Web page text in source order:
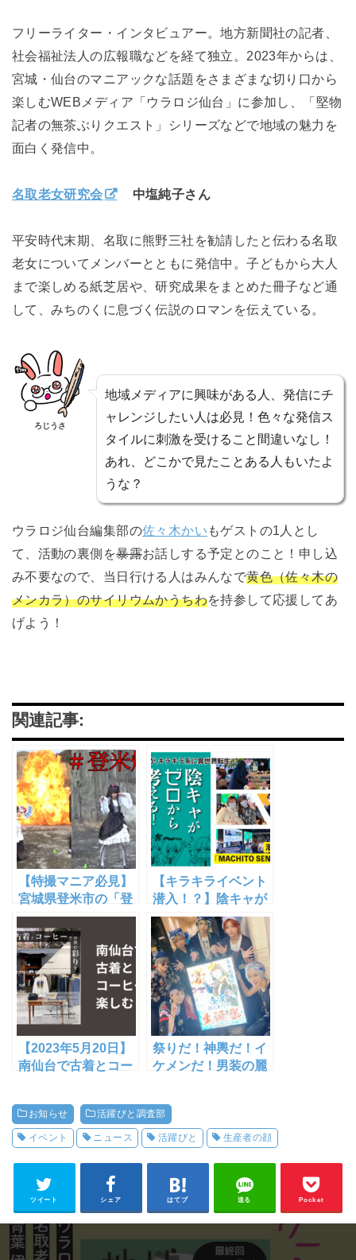
フリーライター・インタビュアー。地方新聞社の記者、
社会福祉法人の広報職などを経て独立。2023年からは、
宮城・仙台のマニアックな話題をさまざまな切り口から
楽しむWEBメディア「ウラロジ仙台」に参加し、「堅物
記者の無茶ぶりクエスト」シリーズなどで地域の魅力を
面白く発信中。
名取老女研究会 中塩純子さん
平安時代末期、名取に熊野三社を勧請したと伝わる名取
老女についてメンバーとともに発信中。子どもから大人
まで楽しめる紙芝居や、研究成果をまとめた冊子など通
して、みちのくに息づく伝説のロマンを伝えている。
ろじうさ
地域メディアに興味がある人、発信にチ
ャレンジしたい人は必見！色々な発信ス
タイルに刺激を受けること間違いなし！
あれ、どこかで見たことある人もいたよ
うな？
ウラロジ仙台編集部の佐々木かい もゲストの1人とし
て、活動の裏側を暴露お話しする予定とのこと！申し込
み不要なので、当日行ける人はみんなで黄色（佐々木の
メンカラ）のサイリウムかうちわを持参して応援してあ
げよう！
関連記事:
【特撮マニア必見】
宮城県登米市の「登
米爆破」で爆破され
てきた【YouTube動
画あり】
【キラキライベント
潜入！？】陰キャが
ゼロから考えるまち
づくり 〜MACHITO
SENDAI in CROSS
B PLUS編〜
【2023年5月20日】
南仙台で古着とコー
ントが開催【川村古
着店×SUNNY SITE
COFFEE】
祭りだ！神輿だ！イ
ケメンだ！男装の麗
祭イベント2023で頭
おかしくなってきた
話【国分町・仙台男
お知らせ 活躍びと調査部
イベント ニュース 活躍びと 生産者の顔
ツイート シェア はてブ 送る Pocket